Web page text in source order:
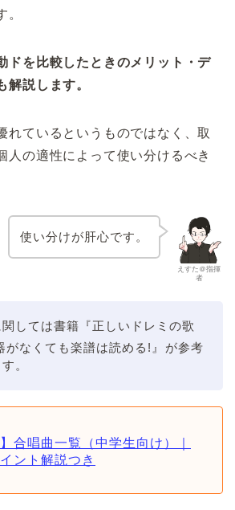
。
ドを比較したときのメリット・デ
解説します。
れているというものではなく、取
人の適性によって使い分けるべき
えすた＠指揮
者
使い分けが肝心です。
しては書籍『正しいドレミの歌
がなくても楽譜は読める!』
が参考
。
合唱曲一覧（中学生向け）｜
ント解説つき